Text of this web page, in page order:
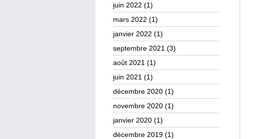
juin 2022 (1)
mars 2022 (1)
janvier 2022 (1)
septembre 2021 (3)
août 2021 (1)
juin 2021 (1)
décembre 2020 (1)
novembre 2020 (1)
janvier 2020 (1)
décembre 2019 (1)